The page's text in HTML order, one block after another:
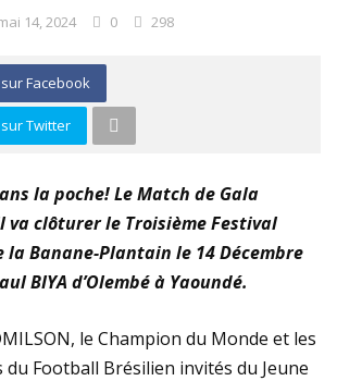
14, 2024 0 298
Facebook
Twitter
la poche! Le Match de Gala
va clôturer le Troisième Festival
Banane-Plantain le 14 Décembre
BIYA d’Olembé à Yaoundé.
le Champion du Monde et les
Football Brésilien invités du Jeune